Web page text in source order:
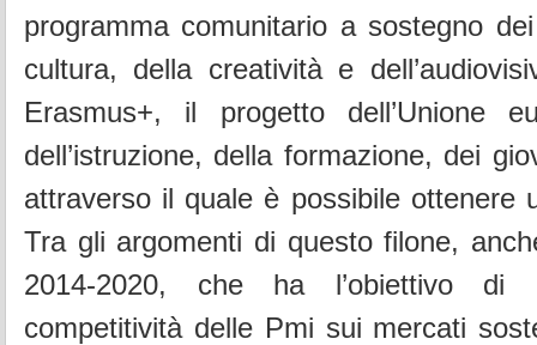
programma comunitario a sostegno
cultura, della creatività e
Erasmus+, il progetto dell’Unione
dell’istruzione, della formazione, dei
attraverso il quale è possibile ottenere
Tra gli argomenti di questo filone,
2014-2020, che ha l’obiettivo di
competitività delle Pmi sui mercati